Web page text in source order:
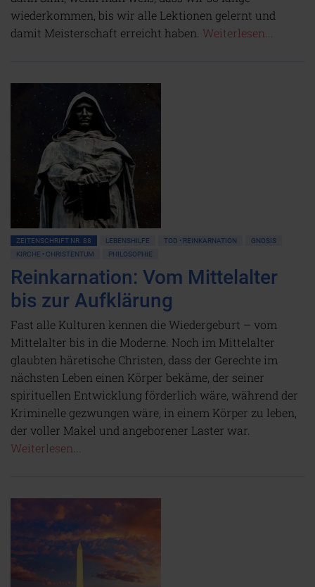
wiederkommen, bis wir alle Lektionen gelernt und
damit Meisterschaft erreicht haben. Weiterlesen...
ZEITENSCHRIFT NR. 88 LEBENSHILFE TOD • REINKARNATION
GNOSIS
KIRCHE • CHRISTENTUM
PHILOSOPHIE
Reinkarnation: Vom Mittelalter
bis zur Aufklärung
Fast alle Kulturen kennen die Wiedergeburt – vom
Mittelalter bis in die Moderne. Noch im Mittelalter
glaubten häretische Christen, dass der Gerechte im
nächsten Leben einen Körper bekäme, der seiner
spirituellen Entwicklung förderlich wäre, während der
Kriminelle gezwungen wäre, in einem Körper zu leben,
der voller Makel und angeborener Laster war.
Weiterlesen...